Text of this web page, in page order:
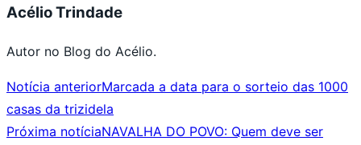
Acélio Trindade
Autor no Blog do Acélio.
Notícia anteriorMarcada a data para o sorteio das 1000
casas da trizidela
Próxima notíciaNAVALHA DO POVO: Quem deve ser